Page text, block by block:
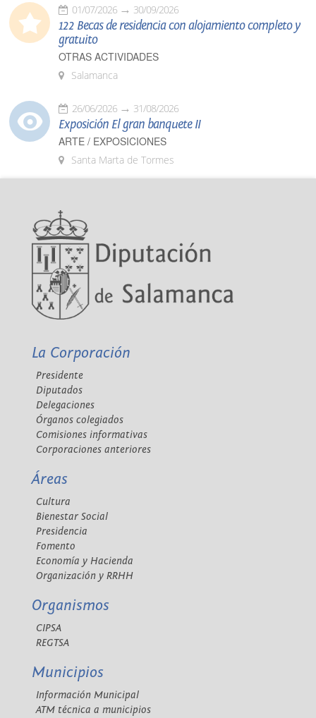
01/07/2026 30/09/2026
122 Becas de residencia con alojamiento completo y
gratuito
OTRAS ACTIVIDADES
Salamanca
26/06/2026 31/08/2026
Exposición El gran banquete II
ARTE / EXPOSICIONES
Santa Marta de Tormes
La Corporación
Presidente
Diputados
Delegaciones
Órganos colegiados
Comisiones informativas
Corporaciones anteriores
Áreas
Cultura
Bienestar Social
Presidencia
Fomento
Economía y Hacienda
Organización y RRHH
Organismos
CIPSA
REGTSA
Municipios
Información Municipal
ATM técnica a municipios